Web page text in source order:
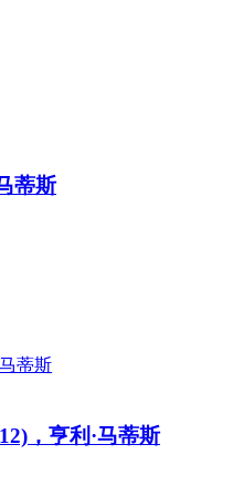
蒂斯
，亨利·马蒂斯